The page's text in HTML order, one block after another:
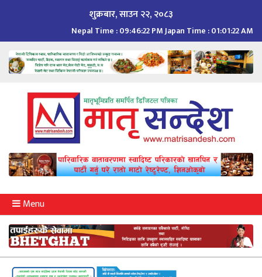
शुक्रबार, साउन २२, २०८३
Nepal Time :09:46:23 PMJapan Time :01:01:23 AM
Menu